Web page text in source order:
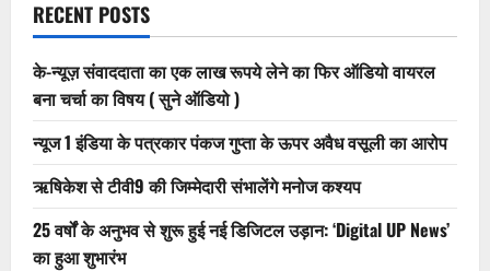
RECENT POSTS
के-न्यूज़ संवाददाता का एक लाख रूपये लेने का फिर ऑडियो वायरल
बना चर्चा का विषय ( सुने ऑडियो )
न्यूज 1 इंडिया के पत्रकार पंकज गुप्ता के ऊपर अवैध वसूली का आरोप
ऋषिकेश से टीवी9 की जिम्मेदारी संभालेंगे मनोज कश्यप
25 वर्षों के अनुभव से शुरू हुई नई डिजिटल उड़ान: ‘Digital UP News’
का हुआ शुभारंभ